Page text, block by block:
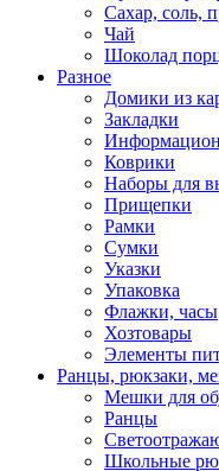
Сахар, соль,
Чай
Шоколад
Разное
Домики из
Закладки
Коврики
Наборы для
Прищепки
Рамки
Сумки
Указки
Упаковка
Флажки, часы
Хозтовары
Элементы
Ранцы, рюкзаки,
Мешки для
Ранцы
Школьные